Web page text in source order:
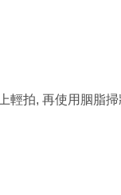
拍, 再使用胭脂